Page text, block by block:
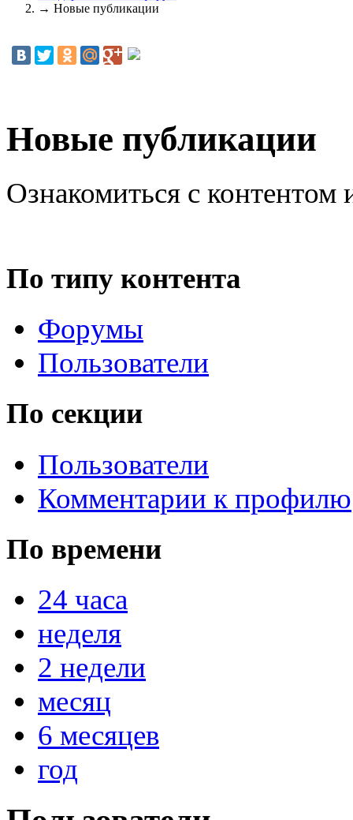
→ Новые публикации
Новые публикации
Ознакомиться с контентом
По типу контента
Форумы
Пользователи
По секции
Пользователи
Комментарии к профилю
По времени
24 часа
неделя
2 недели
месяц
6 месяцев
год